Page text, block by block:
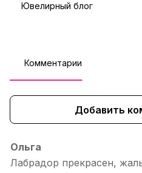
Ювелирный блог
Комментарии
Добавить
Ольга
Лабрадор прекрасен,